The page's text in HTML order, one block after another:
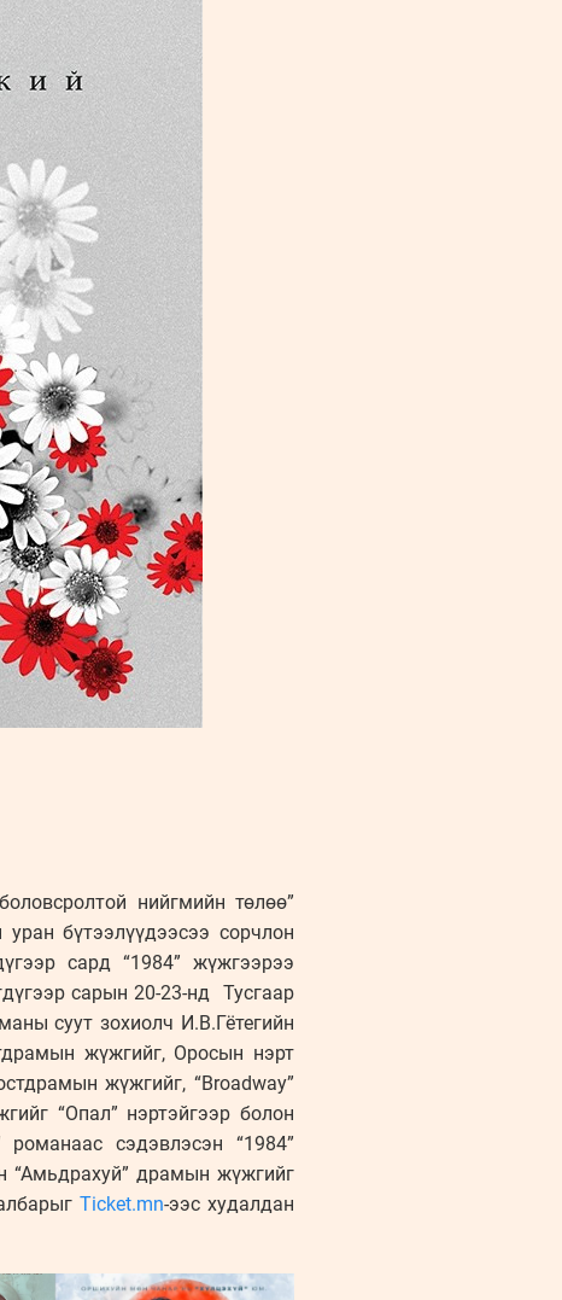
нийгмийн төлөө”
бүтээлүүдээсээ сорчлон
сард “1984” жүжгээрээ
сарын 20-23-нд Тусгаар
суут зохиолч И.В.Гётегийн
жүжгийг, Оросын нэрт
жүжгийг, “Broadway”
“Опал” нэртэйгээр болон
сэдэвлэсэн “1984”
“Амьдрахуй” драмын жүжгийг
Ticket.mn-ээс худалдан